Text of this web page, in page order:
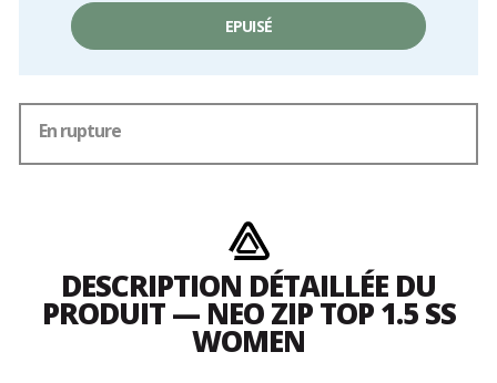
EPUISÉ
En rupture
DESCRIPTION DÉTAILLÉE DU
PRODUIT — NEO ZIP TOP 1.5 SS
WOMEN